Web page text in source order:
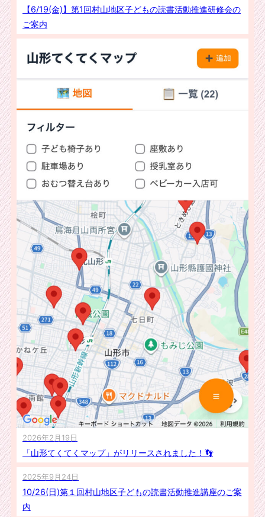
【6/19(金)】第1回村山地区子どもの読書活動推進研修会の
ご案内
2026年2月19日
「山形てくてくマップ」がリリースされました！👣
2025年9月24日
10/26(日)第１回村山地区子どもの読書活動推進講座のご案
内